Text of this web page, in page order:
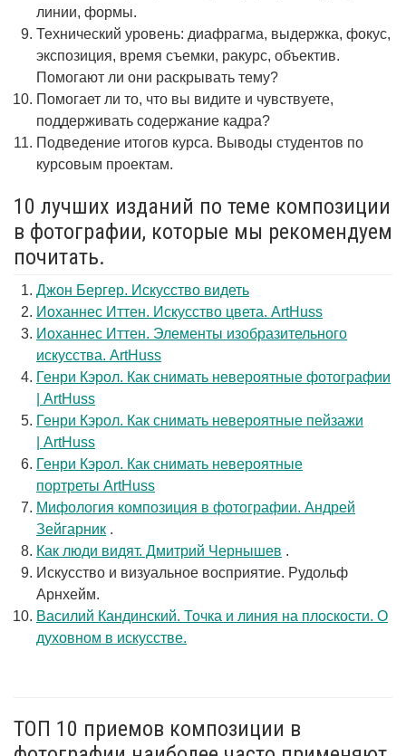
линии, формы.
Технический уровень: диафрагма, выдержка, фокус,
экспозиция, время съемки, ракурс, объектив.
Помогают ли они раскрывать тему?
Помогает ли то, что вы видите и чувствуете,
поддерживать содержание кадра?
Подведение итогов курса. Выводы студентов по
курсовым проектам.
10 лучших изданий по теме композиции
в фотографии, которые мы рекомендуем
почитать.
Джон Бергер. Искусство видеть
Иоханнес Иттен. Искусство цвета. ArtHuss
Иоханнес Иттен. Элементы изобразительного
искусства. ArtHuss
Генри Кэрол. Как снимать невероятные фотографии
| ArtHuss
Генри Кэрол. Как снимать невероятные пейзажи
| ArtHuss
Генри Кэрол. Как снимать невероятные
портреты ArtHuss
Мифология композиция в фотографии. Андрей
Зейгарник .
Как люди видят. Дмитрий Чернышев .
Искусство и визуальное восприятие. Рудольф
Арнхейм.
Василий Кандинский. Точка и линия на плоскости. О
духовном в искусстве.
ТОП 10 приемов композиции в